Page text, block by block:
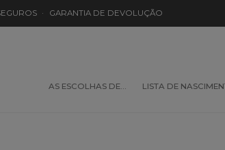
· GARANTIA DE DEVOLUÇÃO
AS ESCOLHAS DE… LISTA DE